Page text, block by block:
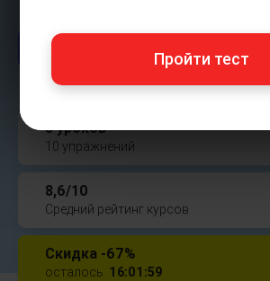
Купить полный доступ
8 уроков
10 упражнений
8,6/10
Средний рейтинг курсов
Скидка -67%
осталось 16:01 :58
Пройти тест